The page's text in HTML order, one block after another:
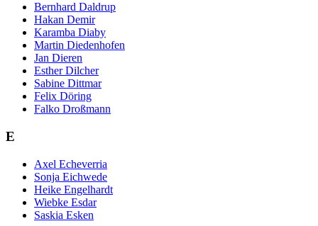
Bernhard Daldrup
Hakan Demir
Karamba Diaby
Martin Diedenhofen
Jan Dieren
Esther Dilcher
Sabine Dittmar
Felix Döring
Falko Droßmann
E
Axel Echeverria
Sonja Eichwede
Heike Engelhardt
Wiebke Esdar
Saskia Esken